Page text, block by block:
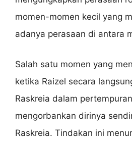
momen-momen kecil yang
adanya perasaan di antara
Salah satu momen yang
ketika Raizel secara
Raskreia dalam
mengorbankan dirinya
Raskreia. Tindakan ini